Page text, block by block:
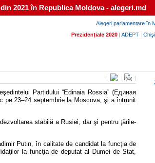
2021 în Republica Moldova - alegeri.md
Alegeri parlamentare în
Prezidenţiale 2020 | ADEPT |
| | |
Partidului “Edinaia Rossia” (Единая
pe 23–24 septembrie la Moscova, şi a întrunit
stabilă a Rusiei, dar şi pentru ţările-
Putin, în calitate de candidat la funcţia de
la funcţia de deputat al Dumei de Stat,